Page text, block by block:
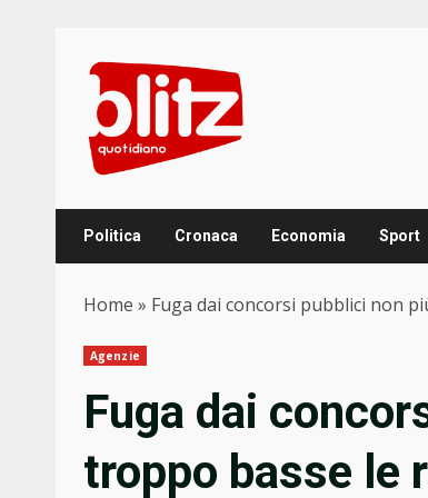
content
Politica Cronaca Economia Sport
Home » Fuga dai concorsi pubblici non
Agenzie
Fuga dai
troppo basse le